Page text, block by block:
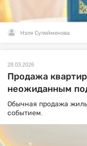
Нэля Сулейменова
28.03.2026
Продажа
неожиданным
Обычная продажа
событием.